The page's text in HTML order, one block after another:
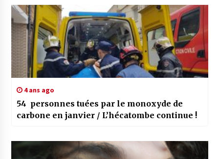
4 ans ago
54 personnes tuées par le monoxyde de
carbone en janvier / L’hécatombe continue !